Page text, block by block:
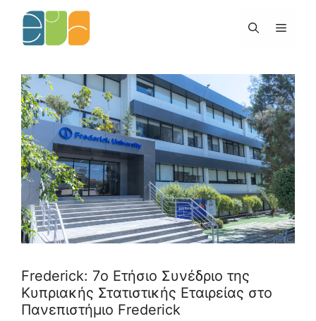
content
Menu
Frederick: 7ο Ετήσιο Συνέδριο της
Κυπριακής Στατιστικής Εταιρείας στο
Πανεπιστήμιο Frederick